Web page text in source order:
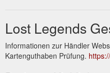
Lost Legends
Informationen zur Händler
Kartenguthaben Prüfung.